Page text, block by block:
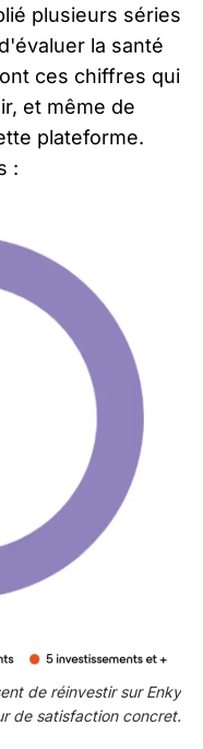
plusieurs séries
la santé
ces chiffres qui
et même de
plateforme.
:
de réinvestir sur Enky
de satisfaction concret.